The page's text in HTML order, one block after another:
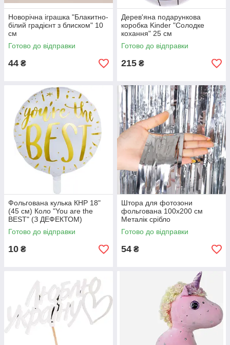
Новорічна іграшка "Блакитно-
білий градієнт з блиском" 10
см
Готово до відправки
44 ₴
Дерев'яна подарункова
коробка Kinder "Солодке
кохання" 25 см
Готово до відправки
215 ₴
Фольгована кулька КНР 18"
(45 см) Коло "You are the
BEST" (З ДЕФЕКТОМ)
Готово до відправки
10 ₴
Штора для фотозони
фольгована 100х200 см
Металік срібло
Готово до відправки
54 ₴